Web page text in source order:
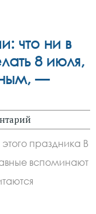
что ни в
8 июля,
—
праздника В
вспоминают